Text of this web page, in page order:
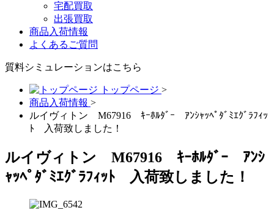
宅配買取
出張買取
商品入荷情報
よくあるご質問
質料シミュレーションはこちら
トップページ >
商品入荷情報 >
ルイヴィトン M67916 ｷｰﾎﾙﾀﾞｰ ｱﾝｼｬｯﾍﾟﾀﾞﾐｴｸﾞﾗﾌｨｯ
ﾄ 入荷致しました！
ルイヴィトン M67916 ｷｰﾎﾙﾀﾞｰ ｱﾝｼ
ｬｯﾍﾟﾀﾞﾐｴｸﾞﾗﾌｨｯﾄ 入荷致しました！